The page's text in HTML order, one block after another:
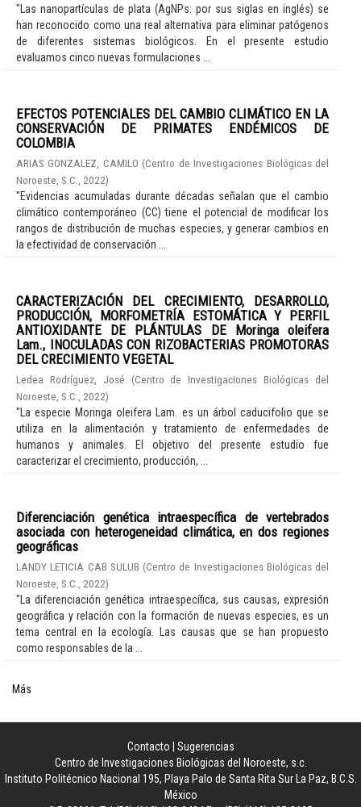
"Las nanopartículas de plata (AgNPs: por sus siglas en inglés) se
han reconocido como una real alternativa para eliminar patógenos
de diferentes sistemas biológicos. En el presente estudio
evaluamos cinco nuevas formulaciones ...
EFECTOS POTENCIALES DEL CAMBIO CLIMÁTICO EN LA
CONSERVACIÓN DE PRIMATES ENDÉMICOS DE
COLOMBIA
ARIAS GONZALEZ, CAMILO (Centro de Investigaciones Biológicas del
Noroeste, S.C.
2022)
"Evidencias acumuladas durante décadas señalan que el cambio
climático contemporáneo (CC) tiene el potencial de modificar los
rangos de distribución de muchas especies, y generar cambios en
la efectividad de conservación ...
CARACTERIZACIÓN DEL CRECIMIENTO, DESARROLLO,
PRODUCCIÓN, MORFOMETRÍA ESTOMÁTICA Y PERFIL
ANTIOXIDANTE DE PLÁNTULAS DE Moringa oleifera
Lam., INOCULADAS CON RIZOBACTERIAS PROMOTORAS
DEL CRECIMIENTO VEGETAL
Ledea Rodríguez, José (Centro de Investigaciones Biológicas del
Noroeste, S.C.
2022)
"La especie Moringa oleifera Lam. es un árbol caducifolio que se
utiliza en la alimentación y tratamiento de enfermedades de
humanos y animales. El objetivo del presente estudio fue
caracterizar el crecimiento, producción, ...
Diferenciación genética intraespecífica de vertebrados
asociada con heterogeneidad climática, en dos regiones
geográficas
LANDY LETICIA CAB SULUB (Centro de Investigaciones Biológicas del
Noroeste, S.C.
2022)
"La diferenciación genética intraespecífica, sus causas, expresión
geográfica y relación con la formación de nuevas especies, es un
tema central en la ecología. Las causas que se han propuesto
como responsables de la ...
Más
Contacto
Sugerencias
Centro de Investigaciones Biológicas del Noroeste, s.c.
Instituto Politécnico Nacional 195, Playa Palo de Santa Rita Sur La Paz, B.C.S.
México